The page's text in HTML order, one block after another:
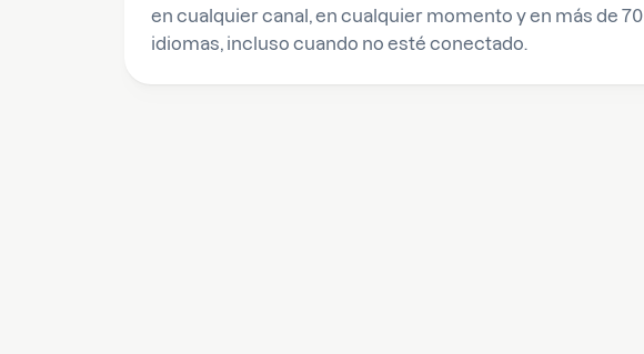
en cualquier canal, en cualquier momento y en más de 70
idiomas, incluso cuando no esté conectado.